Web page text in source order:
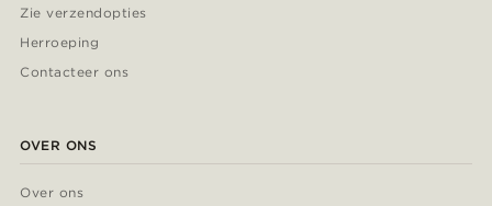
Zie verzendopties
Herroeping
Contacteer ons
OVER ONS
Over ons